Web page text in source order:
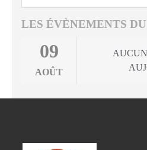
LES ÉVÈNEMENTS
09
AOÛT